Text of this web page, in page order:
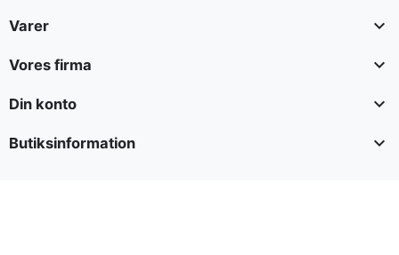
Varer 
Vores firma 
Din konto 
Butiksinformation 